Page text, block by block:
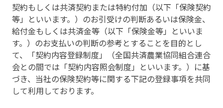
契約もしくは共済契約または特約付加（以下「保険契約
等」といいます。）のお引受けの判断あるいは保険金、
給付金もしくは共済金等（以下「保険金等」といいま
す。）のお支払いの判断の参考とすることを目的とし
て、「契約内容登録制度」（全国共済農業協同組合連合
会との間では「契約内容照会制度」といいます。）に基
づき、当社の保険契約等に関する下記の登録事項を共同
して利用しております。